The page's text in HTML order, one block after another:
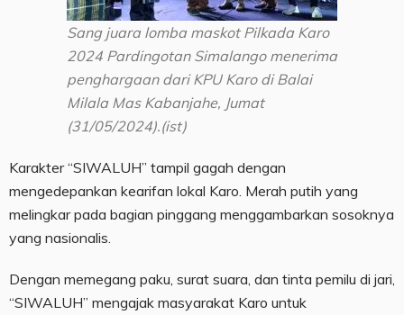
Sang juara lomba maskot Pilkada Karo
2024 Pardingotan Simalango menerima
penghargaan dari KPU Karo di Balai
Milala Mas Kabanjahe, Jumat
(31/05/2024).(ist)
Karakter “SIWALUH” tampil gagah dengan
mengedepankan kearifan lokal Karo. Merah putih yang
melingkar pada bagian pinggang menggambarkan sosoknya
yang nasionalis.
Dengan memegang paku, surat suara, dan tinta pemilu di jari,
“SIWALUH” mengajak masyarakat Karo untuk